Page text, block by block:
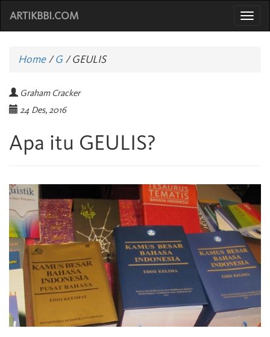
ARTIKBBI.COM
Home/G /GEULIS
Graham Cracker
24 Des, 2016
Apa itu GEULIS?